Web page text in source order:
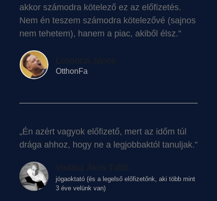
akkor számodra kötelező ez az előfizetés.
Nem én teszem számodra kötelezővé (sajnos
nem tehetem), hanem a piac, akiből élsz.”
OtthonFa
„Én azért vagyok előfizető, mert az időm túl
drága ahhoz, hogy ne a legjobbaktól tanuljak.”
jógaoktató (és a legelső előfizetőnk, aki több mint
3 éve velünk van)